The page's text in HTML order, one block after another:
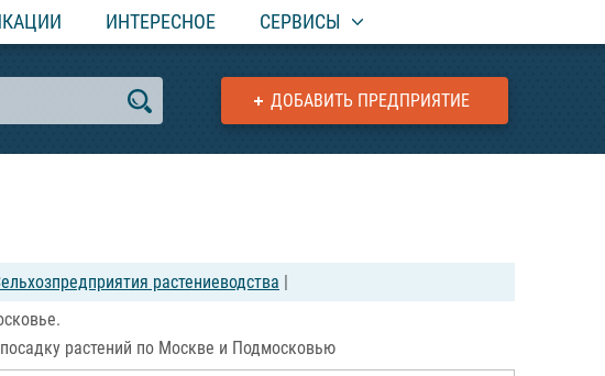
ИНТЕРЕСНОЕ СЕРВИСЫ
ДОБАВИТЬ ПРЕДПРИЯТИЕ
растениеводства |
растений по Москве и Подмосковью